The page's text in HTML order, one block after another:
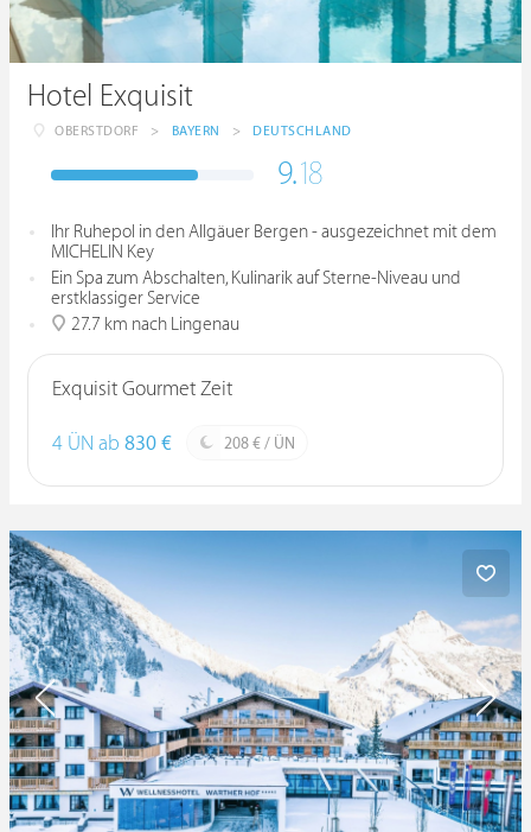
Hotel Exquisit
OBERSTDORF > BAYERN > DEUTSCHLAND
9.18
Ihr Ruhepol in den Allgäuer Bergen - ausgezeichnet mit dem
MICHELIN Key
Ein Spa zum Abschalten, Kulinarik auf Sterne-Niveau und
erstklassiger Service
27.7 km nach Lingenau
Exquisit Gourmet Zeit
4 ÜN ab 830 € 208 € / ÜN